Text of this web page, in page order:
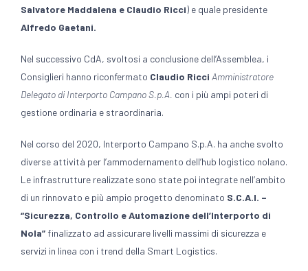
Salvatore Maddalena e Claudio Ricci) e quale presidente
Alfredo Gaetani.
Nel successivo CdA, svoltosi a conclusione dell’Assemblea, i
Consiglieri hanno riconfermato Claudio Ricci Amministratore
Delegato di Interporto Campano S.p.A. con i più ampi poteri di
gestione ordinaria e straordinaria.
Nel corso del 2020, Interporto Campano S.p.A. ha anche svolto
diverse attività per l’ammodernamento dell’hub logistico nolano.
Le infrastrutture realizzate sono state poi integrate nell’ambito
di un rinnovato e più ampio progetto denominato S.C.A.I. –
“Sicurezza, Controllo e Automazione dell’Interporto di
Nola” finalizzato ad assicurare livelli massimi di sicurezza e
servizi in linea con i trend della Smart Logistics.